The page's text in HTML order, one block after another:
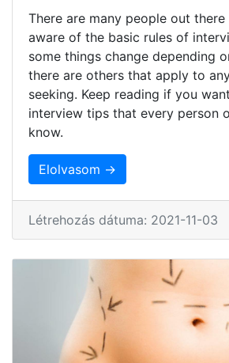
There are many people out
aware of the basic rules of
some things change depending
there are others that apply to
seeking. Keep reading if you
interview tips that every person
know.
Elolvasom →
Létrehozás dátuma: 2021-11-03